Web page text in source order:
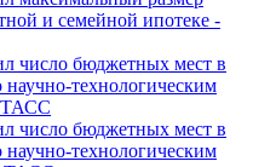
и семейной ипотеке -
число бюджетных мест в
научно-технологическим
ТАСС
число бюджетных мест в
научно-технологическим